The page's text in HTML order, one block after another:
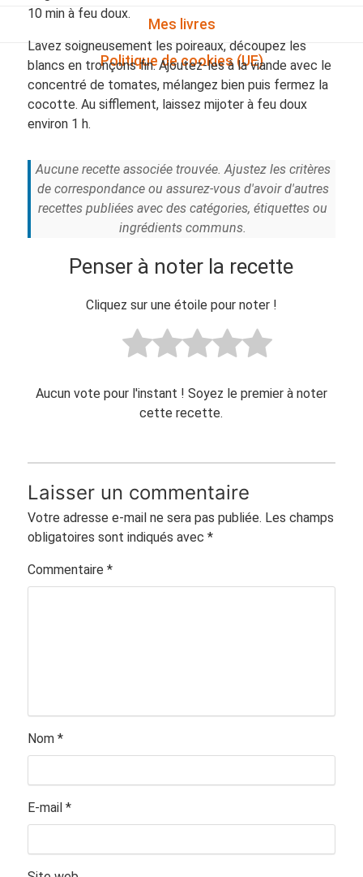
Mes livres
Politique de cookies (UE)
10 min à feu doux.
Lavez soigneusement les poireaux, découpez les
blancs en tronçons fin. Ajoutez-les à la viande avec le
concentré de tomates, mélangez bien puis fermez la
cocotte. Au sifflement, laissez mijoter à feu doux
environ 1 h.
Aucune recette associée trouvée. Ajustez les critères
de correspondance ou assurez-vous d'avoir d'autres
recettes publiées avec des catégories, étiquettes ou
ingrédients communs.
Penser à noter la recette
Cliquez sur une étoile pour noter !
Aucun vote pour l'instant ! Soyez le premier à noter
cette recette.
Laisser un commentaire
Votre adresse e-mail ne sera pas publiée. Les champs
obligatoires sont indiqués avec *
Commentaire *
Nom *
E-mail *